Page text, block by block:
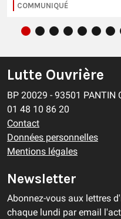
COMMUNIQUÉ
Lutte Ouvrière
BP 20029 - 93501 PANTIN
01 48 10 86 20
Contact
Données personnelles
Mentions légales
Newsletter
Abonnez-vous aux lettres
chaque lundi par email